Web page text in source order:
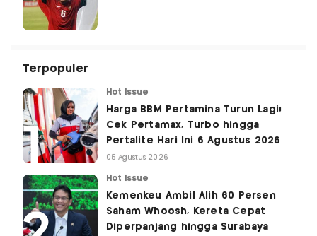
Terpopuler
Hot Issue
Harga BBM Pertamina Turun Lagi!
Cek Pertamax, Turbo hingga
Pertalite Hari Ini 6 Agustus 2026
05 Agustus 2026
Hot Issue
Kemenkeu Ambil Alih 60 Persen
Saham Whoosh, Kereta Cepat
Diperpanjang hingga Surabaya